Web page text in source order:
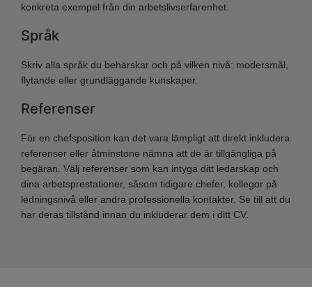
konkreta exempel från din arbetslivserfarenhet.
Språk
Skriv alla språk du behärskar och på vilken nivå: modersmål,
flytande eller grundläggande kunskaper.
Referenser
För en chefsposition kan det vara lämpligt att direkt inkludera
referenser eller åtminstone nämna att de är tillgängliga på
begäran. Välj referenser som kan intyga ditt ledarskap och
dina arbetsprestationer, såsom tidigare chefer, kollegor på
ledningsnivå eller andra professionella kontakter. Se till att du
har deras tillstånd innan du inkluderar dem i ditt CV.